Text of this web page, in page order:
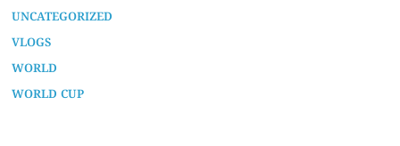
UNCATEGORIZED
VLOGS
WORLD
WORLD CUP